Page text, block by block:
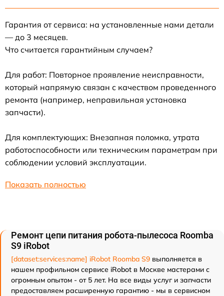
Гарантия от сервиса: на установленные нами детали
— до 3 месяцев.
Что считается гарантийным случаем?
Для работ: Повторное проявление неисправности,
который напрямую связан с качеством проведенного
ремонта (например, неправильная установка
запчасти).
Для комплектующих: Внезапная поломка, утрата
работоспособности или техническим параметрам при
соблюдении условий эксплуатации.
Показать полностью
Ремонт цепи питания робота-пылесоса Roomba
S9 iRobot
[dataset:services:name] iRobot Roomba S9 выполняется в
нашем профильном сервисе iRobot в Москве мастерами с
огромным опытом - от 5 лет. На все виды услуг и запчасти
предоставляем расширенную гарантию - мы в сервисном